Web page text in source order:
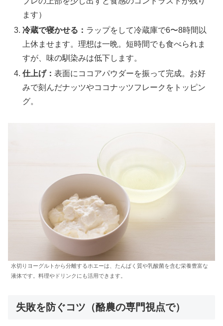
ます）
冷蔵で寝かせる： ラップをして冷蔵庫で6〜8時間以
上休ませます。理想は一晩。短時間でも食べられま
すが、味の馴染みは低下します。
仕上げ：表面にココアパウダーを振って完成。お好
みで刻んだナッツやココナッツフレークをトッピン
グ。
水切りヨーグルトから分離するホエーは、たんぱく質や乳酸菌を含む栄養豊富な
液体です。料理やドリンクにも活用できます。
失敗を防ぐコツ（酪農の専門視点で）